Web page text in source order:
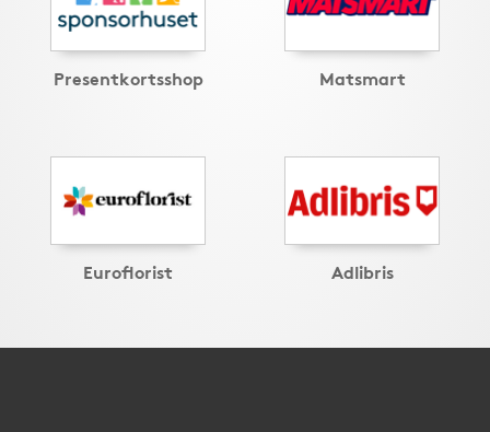
Presentkortsshop Matsmart
Euroflorist Adlibris